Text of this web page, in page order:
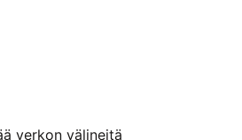
verkon välineitä